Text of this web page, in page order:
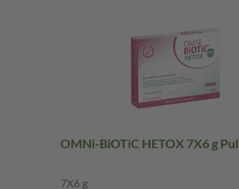
OMNi-BiOTiC HETOX 7X6 g
7X6 g